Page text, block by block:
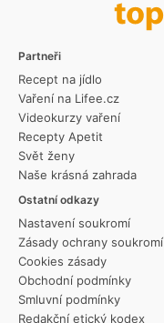
Partneři
Recept na jídlo
Vaření na Lifee.cz
Videokurzy vaření
Recepty Apetit
Svět ženy
Naše krásná zahrada
Ostatní odkazy
Nastavení soukromí
Zásady ochrany soukromí
Cookies zásady
Obchodní podmínky
Smluvní podmínky
Redakční etický kodex